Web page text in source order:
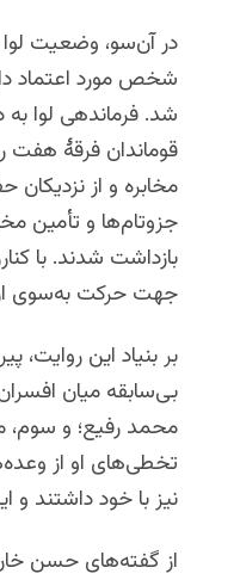
در آن‌سو، وضعیت لوا
شخص مورد اعتماد
شد. فرماندهی لوا
قوماندان فرقهٔ هفت
مخابره و از
جزوتام‌ها و تأمین
بازداشت شدند. با
جهت حرکت به‌سوی
بر بنیاد این
بی‌سابقه میان
محمد رفیع؛ و سوم،
نیز با خود داشتند و